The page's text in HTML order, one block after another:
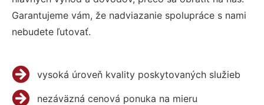
Garantujeme vám, že nadviazanie spolupráce s nami
nebudete ľutovať.
vysoká úroveň kvality poskytovaných služieb
nezáväzná cenová ponuka na mieru